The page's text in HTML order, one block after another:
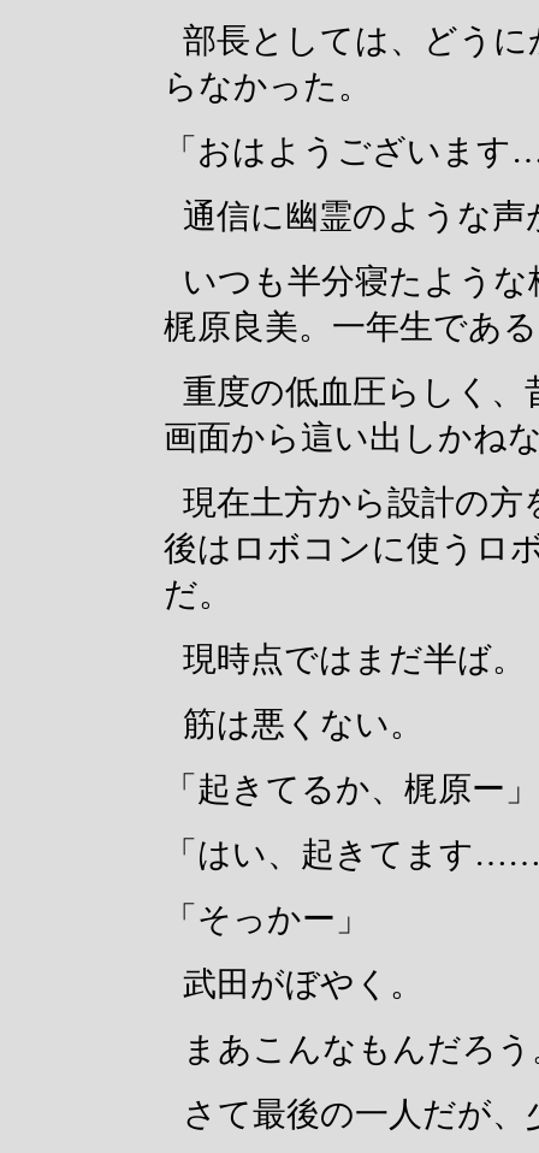
部長としては、どう
らなかった。
「おはようございま
通信に幽霊のような
いつも半分寝たよう
梶原良美。一年生であ
重度の低血圧らしく
画面から這い出しかね
現在土方から設計の方
後はロボコンに使うロ
だ。
現時点ではまだ半ば。
筋は悪くない。
「起きてるか、梶原ー」
「はい、起きてます
「そっかー」
武田がぼやく。
まあこんなもんだろう
さて最後の一人だが